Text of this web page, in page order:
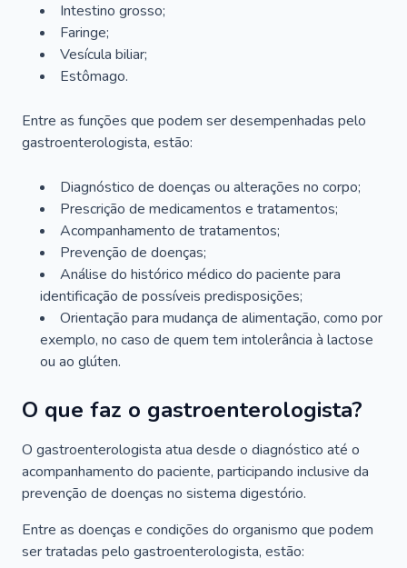
Intestino grosso;
Faringe;
Vesícula biliar;
Estômago.
Entre as funções que podem ser desempenhadas pelo
gastroenterologista, estão:
Diagnóstico de doenças ou alterações no corpo;
Prescrição de medicamentos e tratamentos;
Acompanhamento de tratamentos;
Prevenção de doenças;
Análise do histórico médico do paciente para
identificação de possíveis predisposições;
Orientação para mudança de alimentação, como por
exemplo, no caso de quem tem intolerância à lactose
ou ao glúten.
O que faz o gastroenterologista?
O gastroenterologista atua desde o diagnóstico até o
acompanhamento do paciente, participando inclusive da
prevenção de doenças no sistema digestório.
Entre as doenças e condições do organismo que podem
ser tratadas pelo gastroenterologista, estão: